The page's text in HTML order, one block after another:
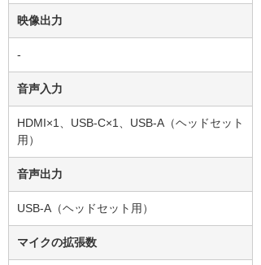
映像出力
-
音声入力
HDMI×1、USB-C×1、USB-A（ヘッドセット
用）
音声出力
USB-A（ヘッドセット用）
マイクの拡張数